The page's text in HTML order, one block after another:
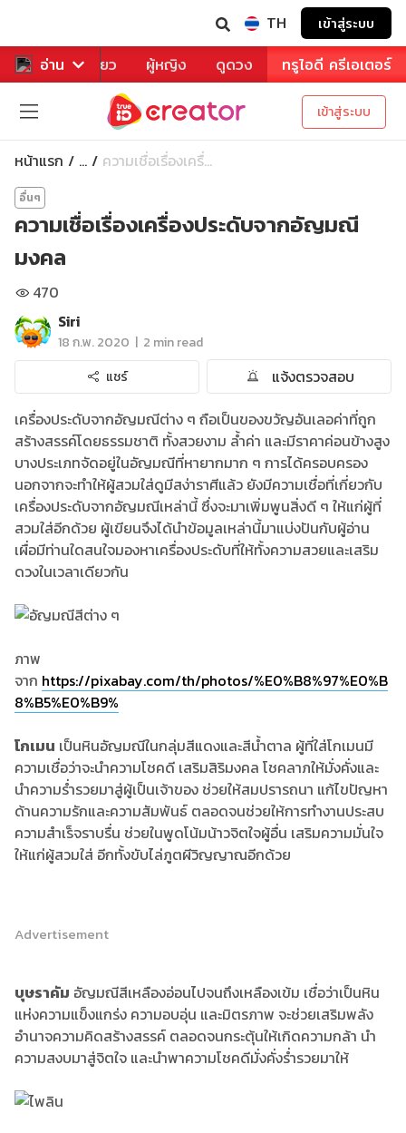
TH เข้าสู่ระบบ
อ่าน
หาร ท่องเที่ยว ผู้หญิง ดูดวง ทรูไอดี ครีเอเตอร์
เข้าสู่ระบบ
หน้าแรก ... ความเชื่อเรื่องเครื่...
อื่นๆ
ความเชื่อเรื่องเครื่องประดับจากอัญมณี
มงคล
470
Siri
18 ก.พ. 2020 | 2 min read
แชร์
แจ้งตรวจสอบ
เครื่องประดับจากอัญมณีต่าง ๆ ถือเป็นของขวัญอันเลอค่าที่ถูก
สร้างสรรค์โดยธรรมชาติ ทั้งสวยงาม ล้ำค่า และมีราคาค่อนข้างสูง
บางประเภทจัดอยู่ในอัญมณีที่หายากมาก ๆ การได้ครอบครอง
นอกจากจะทำให้ผู้สวมใส่ดูมีสง่าราศีแล้ว ยังมีความเชื่อที่เกี่ยวกับ
เครื่องประดับจากอัญมณีเหล่านี้ ซึ่งจะมาเพิ่มพูนสิ่งดี ๆ ให้แก่ผู้ที่
สวมใส่อีกด้วย ผู้เขียนจึงได้นำข้อมูลเหล่านี้มาแบ่งปันกับผู้อ่าน
เผื่อมีท่านใดสนใจมองหาเครื่องประดับที่ให้ทั้งความสวยและเสริม
ดวงในเวลาเดียวกัน
ภาพ
จาก https://pixabay.com/th/photos/%E0%B8%97%E0%B
8%B5%E0%B9%
โกเมน เป็นหินอัญมณีในกลุ่มสีแดงและสีน้ำตาล ผู้ที่ใส่โกเมนมี
ความเชื่อว่าจะนำความโชคดี เสริมสิริมงคล โชคลาภให้มั่งคั่งและ
นำความร่ำรวยมาสู่ผู้เป็นเจ้าของ ช่วยให้สมปรารถนา แก้ไขปัญหา
ด้านความรักและความสัมพันธ์ ตลอดจนช่วยให้การทำงานประสบ
ความสำเร็จราบรื่น ช่วยในพูดโน้มน้าวจิตใจผู้อื่น เสริมความมั่นใจ
ให้แก่ผู้สวมใส่ อีกทั้งขับไล่ภูตผีวิญญาณอีกด้วย
Advertisement
บุษราคัม อัญมณีสีเหลืองอ่อนไปจนถึงเหลืองเข้ม เชื่อว่าเป็นหิน
แห่งความแข็งแกร่ง ความอบอุ่น และมิตรภาพ จะช่วยเสริมพลัง
อำนาจความคิดสร้างสรรค์ ตลอดจนกระตุ้นให้เกิดความกล้า นำ
ความสงบมาสู่จิตใจ และนำพาความโชคดีมั่งคั่งร่ำรวยมาให้